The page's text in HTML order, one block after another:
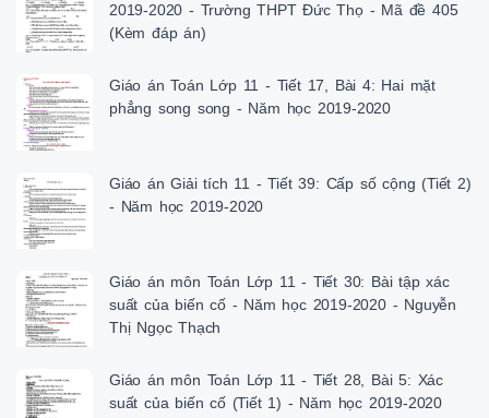
2019-2020 - Trường THPT Đức Thọ - Mã đề 405
(Kèm đáp án)
Giáo án Toán Lớp 11 - Tiết 17, Bài 4: Hai mặt
phẳng song song - Năm học 2019-2020
Giáo án Giải tích 11 - Tiết 39: Cấp số cộng (Tiết 2)
- Năm học 2019-2020
Giáo án môn Toán Lớp 11 - Tiết 30: Bài tập xác
suất của biến cố - Năm học 2019-2020 - Nguyễn
Thị Ngọc Thạch
Giáo án môn Toán Lớp 11 - Tiết 28, Bài 5: Xác
suất của biến cố (Tiết 1) - Năm học 2019-2020